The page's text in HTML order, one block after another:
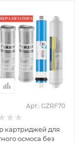
Арт.: GZRF70
картриджей для
осмоса без